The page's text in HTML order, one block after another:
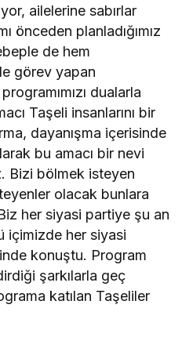
ailelerine sabırlar
önceden planladığımız
de hem
görev yapan
dualarla
Taşeli insanlarını bir
dayanışma içerisinde
bu amacı bir nevi
Bizi bölmek isteyen
olacak bunlara
her siyasi partiye şu an
içimizde her siyasi
konuştu. Program
şarkılarla geç
katılan Taşeliler